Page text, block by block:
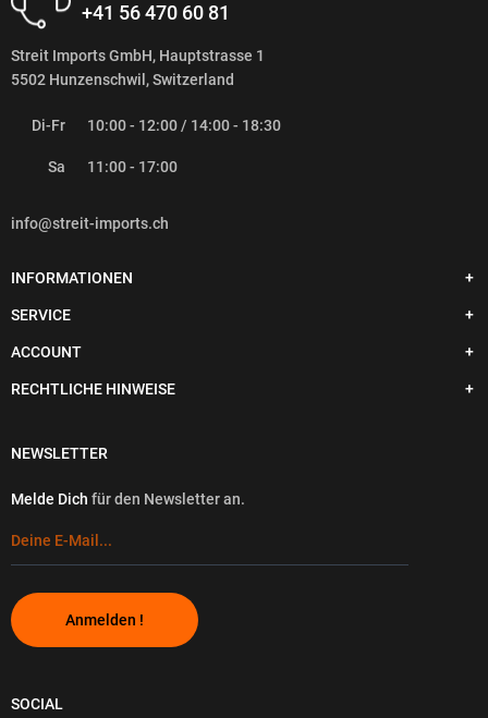
+41 56 470 60 81
Streit Imports GmbH, Hauptstrasse 1
5502 Hunzenschwil, Switzerland
Di-Fr 10:00 - 12:00 / 14:00 - 18:30
Sa 11:00 - 17:00
info@streit-imports.ch
INFORMATIONEN
SERVICE
ACCOUNT
RECHTLICHE HINWEISE
NEWSLETTER
Melde Dich für den Newsletter an.
Anmelden !
SOCIAL